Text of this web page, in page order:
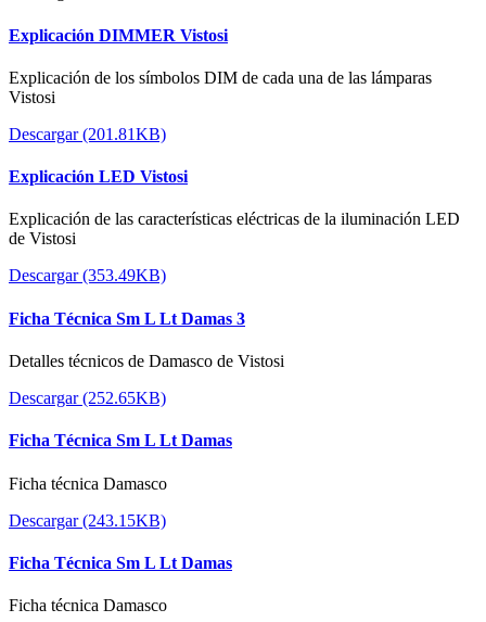
Explicación DIMMER Vistosi
Explicación de los símbolos DIM de cada una de las lámparas
Vistosi
Descargar (201.81KB)
Explicación LED Vistosi
Explicación de las características eléctricas de la iluminación LED
de Vistosi
Descargar (353.49KB)
Ficha Técnica Sm L Lt Damas 3
Detalles técnicos de Damasco de Vistosi
Descargar (252.65KB)
Ficha Técnica Sm L Lt Damas
Ficha técnica Damasco
Descargar (243.15KB)
Ficha Técnica Sm L Lt Damas
Ficha técnica Damasco